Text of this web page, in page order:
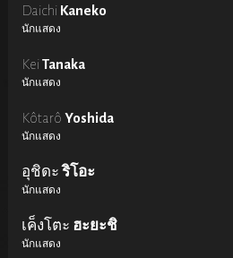
Daichi Kaneko
นักแสดง
Kei Tanaka
นักแสดง
Kôtarô Yoshida
นักแสดง
อุชิดะริโอะ
นักแสดง
เค็งโตะ ฮะยะชิ
นักแสดง